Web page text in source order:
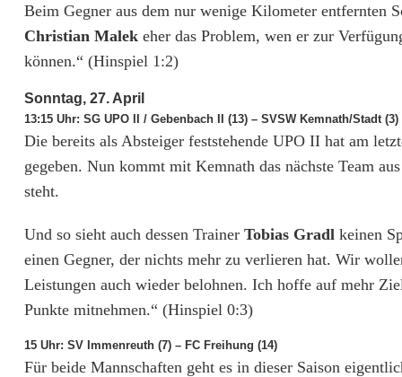
e
l
e
u
m
i
e
R
e
Beim Gegner aus dem nur wenige Kilometer entfernten
Christian Malek eher das Problem, wen er zur
können.“ (Hinspiel 1:2)
Sonntag, 27. April
13:15 Uhr: SG UPO II / Gebenbach II (13) – SVSW Kemnath/Stadt (3)
Die bereits als Absteiger feststehende UPO II hat am
gegeben. Nun kommt mit Kemnath das nächste Team
steht.
Und so sieht auch dessen Trainer Tobias Gradl keinen
einen Gegner, der nichts mehr zu verlieren hat. Wir
Leistungen auch wieder belohnen. Ich hoffe auf mehr
Punkte mitnehmen.“ (Hinspiel 0:3)
15 Uhr: SV Immenreuth (7) – FC Freihung (14)
Für beide Mannschaften geht es in dieser Saison